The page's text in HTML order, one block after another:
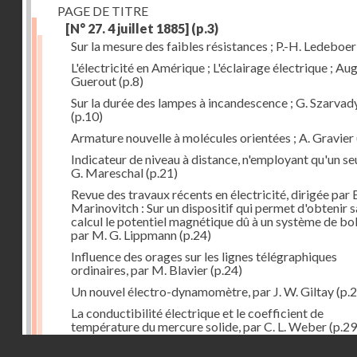
PAGE DE TITRE
[N° 27. 4 juillet 1885] (p.3)
Sur la mesure des faibles résistances ; P.-H. Ledeboer
L'électricité en Amérique ; L'éclairage électrique ;
Guerout(p.8)
Sur la durée des lampes à incandescence ; G.
(p.10)
Armature nouvelle à molécules orientées ; A. Gravier
Indicateur de niveau à distance, n'employant qu'un
G. Mareschal(p.21)
Revue des travaux récents en électricité, dirigée par
Marinovitch : Sur un dispositif qui permet d'obtenir
calcul le potentiel magnétique dû à un système de
par M. G. Lippmann(p.24)
Influence des orages sur les lignes télégraphiques
ordinaires, par M. Blavier(p.24)
Un nouvel électro-dynamomètre, par J. W. Giltay
La conductibilité électrique et le coefficient de
température du mercure solide, par C. L. Weber